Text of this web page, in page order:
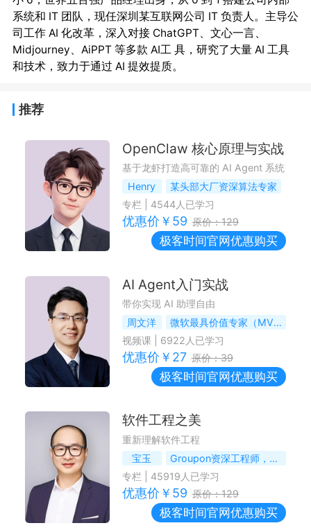
系统和 IT 团队，现任深圳某互联网公司 IT 负责人。主导公
司工作 AI 化改革，深入对接 ChatGPT、文心一言、
Midjourney、AiPPT 等多款 AI工 具，研究了大量 AI 工具
推荐
OpenClaw 核心原理与实战
基于龙虾打造高可靠的 AI Agent 系统
Henry
某头部大厂资深算法专家
专栏
4544人已学习
优惠价￥ 59 原价：129
极客时间官网优惠购买
AI Agent入门实战
带你实现 AI 助理自由
周文洋
微软最具价值专家（MVP）
视频课| 6922 人已学习
优惠价￥ 27 原价：39
极客时间官网优惠购买
软件工程之美
重新理解软件工程
宝玉
Groupon资深工程师，微软最有价值专家
专栏
45919 人已学习
优惠价￥ 59 原价：129
极客时间官网优惠购买